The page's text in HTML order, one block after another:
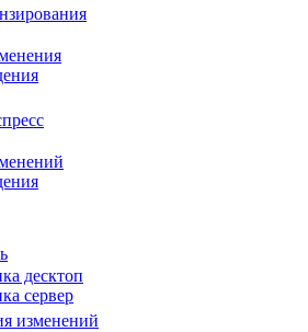
десктоп
сервер
изменений